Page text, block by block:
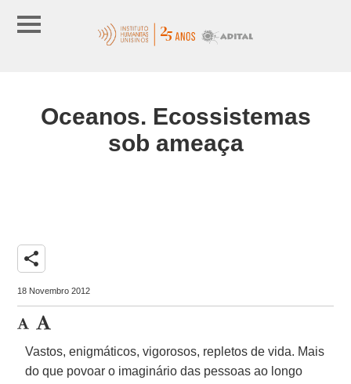
Oceanos. Ecossistemas
sob ameaça
share
18 Novembro 2012
Vastos, enigmáticos, vigorosos, repletos de vida. Mais
do que povoar o imaginário das pessoas ao longo